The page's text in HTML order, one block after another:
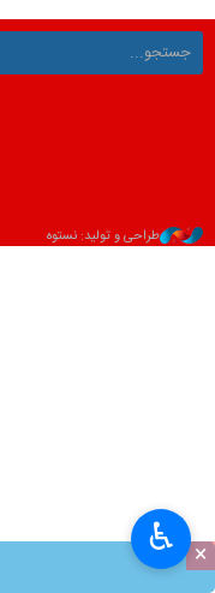
×
طراحی و تولید: نستوه
♿︎